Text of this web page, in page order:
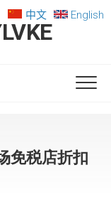
中文 English
免税店折扣